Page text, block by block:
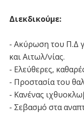
Διεκδικούμε:
- Ακύρωση του Π.Δ
και Αιτωλ/νίας.
- Ελεύθερες,
- Προστασία του
- Κανένας
- Σεβασμό στα